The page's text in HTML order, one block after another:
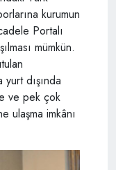
kurumun
Portalı
mümkün.
yurt dışında
ve pek çok
ulaşma imkânı